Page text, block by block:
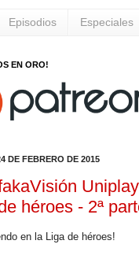
Episodios Especiales
EN ORO!
DE FEBRERO DE 2015
héroes - 2ª
en la Liga de héroes!